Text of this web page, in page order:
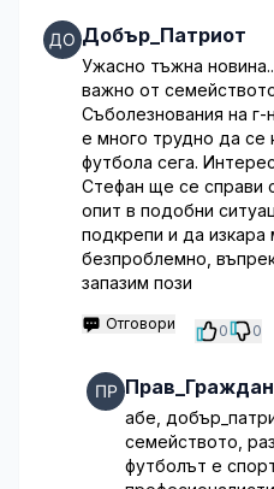
Добър_Патриот
Ужасно тъжна
важно от
Съболезнования на
е много трудно да се
футбола сега.
Стефан ще се справи
опит в подобни
подкрепи и да изкара
безпроблемно,
запазим пози
Отговори 0 0
Прав_Граждан
абе,
семейството,
футболът е